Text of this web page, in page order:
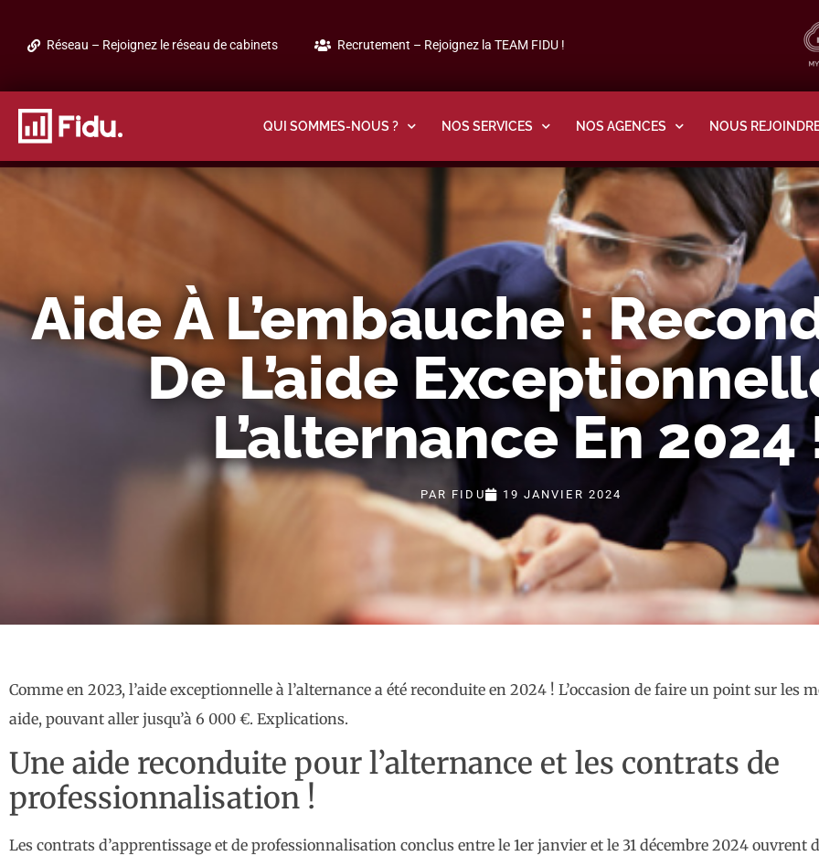
Réseau – Rejoignez le réseau de cabinets Recrutement – Rejoignez la TEAM FIDU !
QUI SOMMES-NOUS ? NOS SERVICES NOS AGENCES NOUS
Aide À L’embauche :
De L’aide
L’alternance En 2024
PAR FIDU 19 JANVIER 2024
Comme en 2023, l’aide exceptionnelle à l’alternance a été reconduite en 2024 ! L’occasion de faire un point sur les
aide, pouvant aller jusqu’à 6 000 €. Explications.
Une aide reconduite pour l’alternance et les contrats de
professionnalisation !
Les contrats d’apprentissage et de professionnalisation conclus entre le 1er janvier et le 31 décembre 2024 ouvrent